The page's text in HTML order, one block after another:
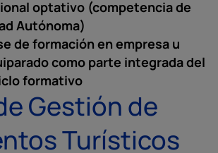
optativo (competencia de
Autónoma)
de formación en empresa u
como parte integrada del
formativo
Gestión de
Turísticos